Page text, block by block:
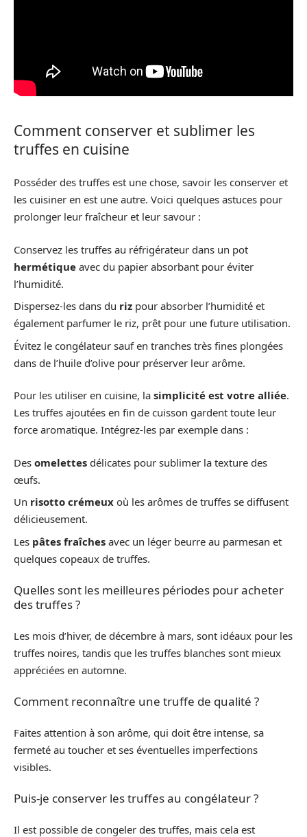
Comment conserver et sublimer les
truffes en cuisine
Posséder des truffes est une chose, savoir les conserver et
les cuisiner en est une autre. Voici quelques astuces pour
prolonger leur fraîcheur et leur savour :
Conservez les truffes au réfrigérateur dans un pot
hermétique avec du papier absorbant pour éviter
l’humidité.
Dispersez-les dans du riz pour absorber l’humidité et
également parfumer le riz, prêt pour une future utilisation.
Évitez le congélateur sauf en tranches très fines plongées
dans de l’huile d’olive pour préserver leur arôme.
Pour les utiliser en cuisine, la simplicité est votre alliée.
Les truffes ajoutées en fin de cuisson gardent toute leur
force aromatique. Intégrez-les par exemple dans :
Des omelettes délicates pour sublimer la texture des
œufs.
Un risotto crémeux où les arômes de truffes se diffusent
délicieusement.
Les pâtes fraîches avec un léger beurre au parmesan et
quelques copeaux de truffes.
Quelles sont les meilleures périodes pour acheter
des truffes ?
Les mois d’hiver, de décembre à mars, sont idéaux pour les
truffes noires, tandis que les truffes blanches sont mieux
appréciées en automne.
Comment reconnaître une truffe de qualité ?
Faites attention à son arôme, qui doit être intense, sa
fermeté au toucher et ses éventuelles imperfections
visibles.
Puis-je conserver les truffes au congélateur ?
Il est possible de congeler des truffes, mais cela est